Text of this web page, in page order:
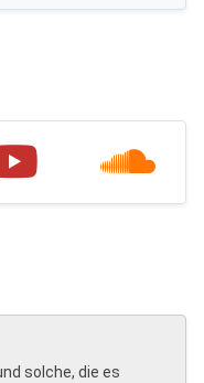
solche, die es